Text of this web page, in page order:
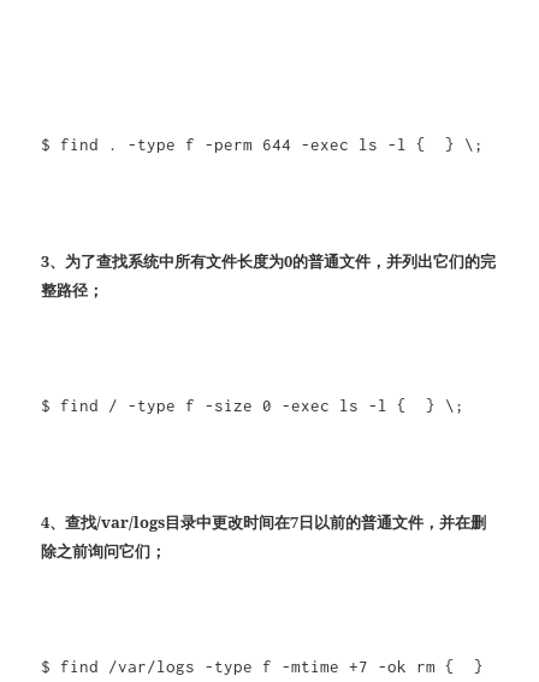
$ find . -type f -perm 644 -exec ls -l { } \;
3、为了查找系统中所有文件长度为0的普通文件，并列出它们的完
整路径；
$ find / -type f -size 0 -exec ls -l { } \;
4、查找/var/logs目录中更改时间在7日以前的普通文件，并在删
除之前询问它们；
$ find /var/logs -type f -mtime +7 -ok rm { }